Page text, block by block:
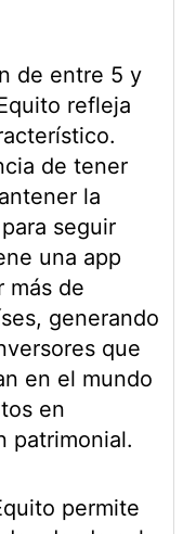
de entre 5 y
refleja
de tener
la
seguir
una app
más de
generando
que
en el mundo
en
patrimonial.
permite